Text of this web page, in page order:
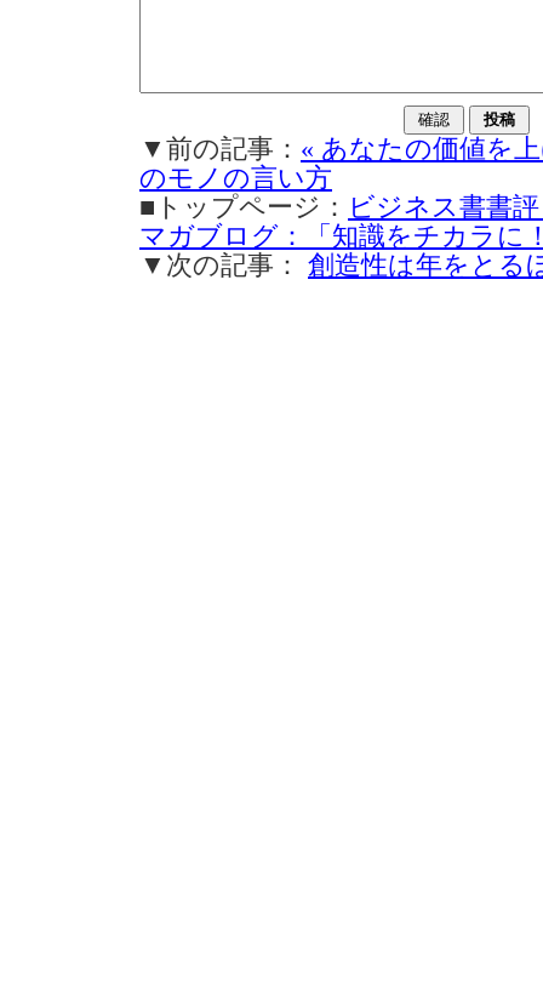
▼前の記事： « あなたの価値を
のモノの言い方
■トップページ： ビジネス書書
マガブログ：「知識をチカラに
▼次の記事： 創造性は年をとる